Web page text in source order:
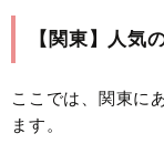
【関東】人気
ここでは、関東に
ます。